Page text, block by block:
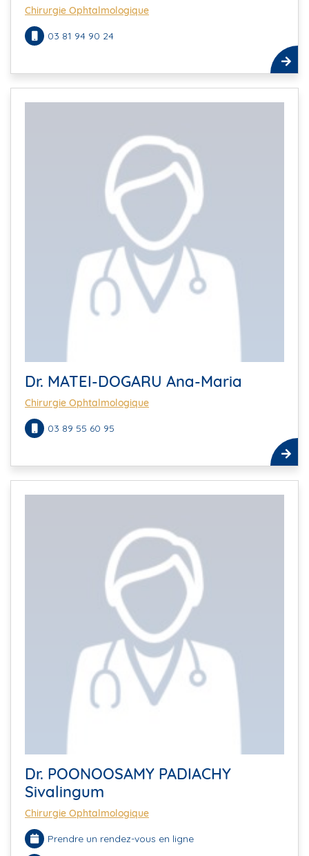
Chirurgie Ophtalmologique
03 81 94 90 24
Dr. MATEI-DOGARU Ana-Maria
Chirurgie Ophtalmologique
03 89 55 60 95
Dr. POONOOSAMY PADIACHY
Sivalingum
Chirurgie Ophtalmologique
Prendre un rendez-vous en ligne